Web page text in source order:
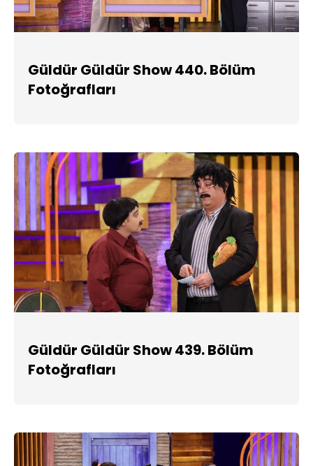
Güldür Güldür Show 440. Bölüm
Fotoğrafları
Güldür Güldür Show 439. Bölüm
Fotoğrafları